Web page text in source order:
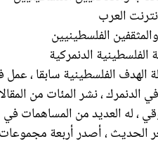
العرب
الفلسطينيين
الدنمركية
الفلسطينية سابقا ، عمل
الدنمرك ، نشر المئات من
له العديد من المساهمات في
الحديث ، أصدر أربعة